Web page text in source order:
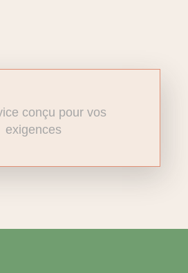
conçu pour vos
exigences